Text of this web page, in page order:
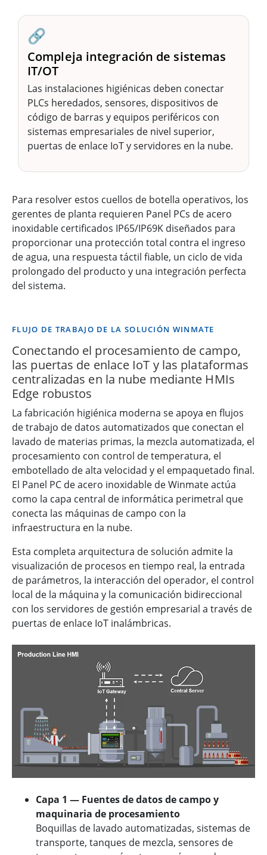
🔗
Compleja integración de sistemas
IT/OT
Las instalaciones higiénicas deben conectar
PLCs heredados, sensores, dispositivos de
código de barras y equipos periféricos con
sistemas empresariales de nivel superior,
puertas de enlace IoT y servidores en la nube.
Para resolver estos cuellos de botella operativos, los
gerentes de planta requieren Panel PCs de acero
inoxidable certificados IP65/IP69K diseñados para
proporcionar una protección total contra el ingreso
de agua, una respuesta táctil fiable, un ciclo de vida
prolongado del producto y una integración perfecta
del sistema.
FLUJO DE TRABAJO DE LA SOLUCIÓN WINMATE
Conectando el procesamiento de campo,
las puertas de enlace IoT y las plataformas
centralizadas en la nube mediante HMIs
Edge robustos
La fabricación higiénica moderna se apoya en flujos
de trabajo de datos automatizados que conectan el
lavado de materias primas, la mezcla automatizada, el
procesamiento con control de temperatura, el
embotellado de alta velocidad y el empaquetado final.
El Panel PC de acero inoxidable de Winmate actúa
como la capa central de informática perimetral que
conecta las máquinas de campo con la
infraestructura en la nube.
Esta completa arquitectura de solución admite la
visualización de procesos en tiempo real, la entrada
de parámetros, la interacción del operador, el control
local de la máquina y la comunicación bidireccional
con los servidores de gestión empresarial a través de
puertas de enlace IoT inalámbricas.
Capa 1 — Fuentes de datos de campo y
maquinaria de procesamiento
Boquillas de lavado automatizadas, sistemas de
transporte, tanques de mezcla, sensores de